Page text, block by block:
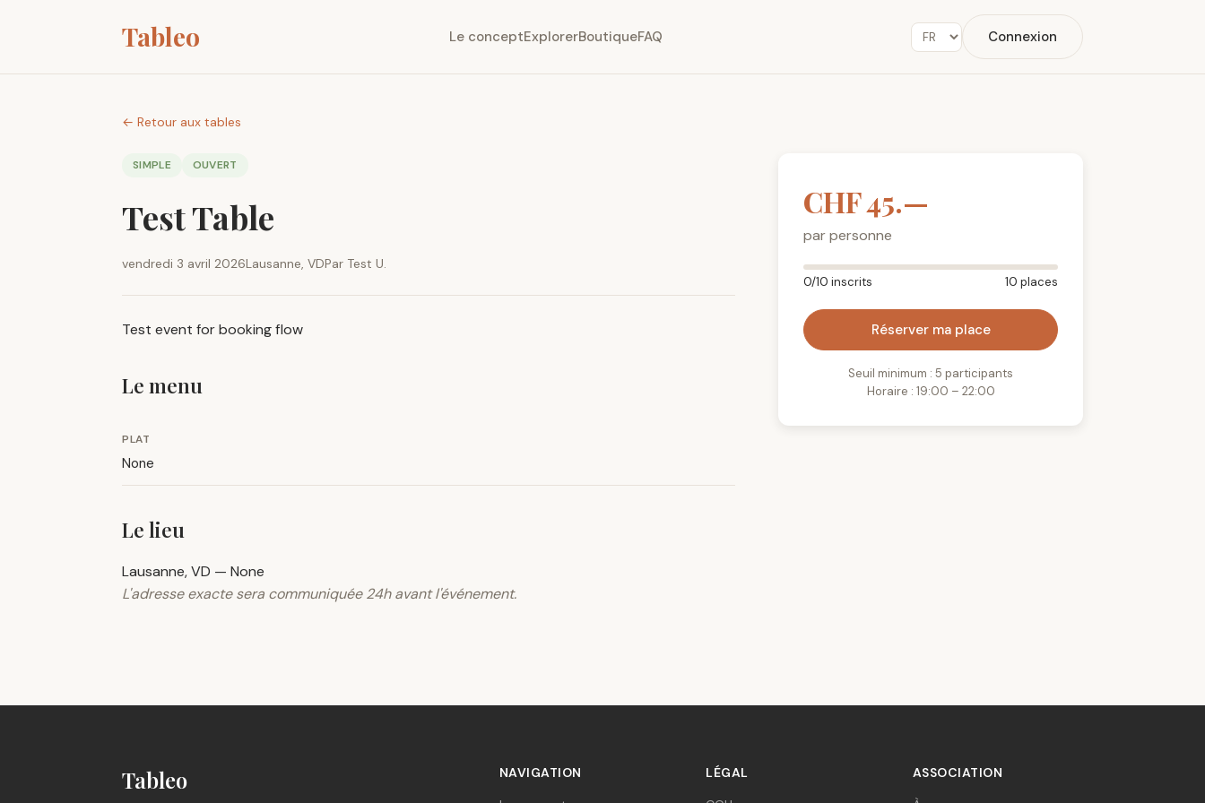
Tableo Le conceptExplorerBoutiqueFAQ Connexion
← Retour aux tables
SIMPLE OUVERT
Test Table
vendredi 3 avril 2026Lausanne, VDPar Test U.
Test event for booking flow
Le menu
PLAT
None
Le lieu
Lausanne, VD — None
L'adresse exacte sera communiquée 24h avant l'événement.
CHF 45.—
par personne
0/10 inscrits 10 places
Réserver ma place
Seuil minimum : 5 participants
Horaire : 19:00 – 22:00
Tableo
NAVIGATION
LÉGAL
ASSOCIATION